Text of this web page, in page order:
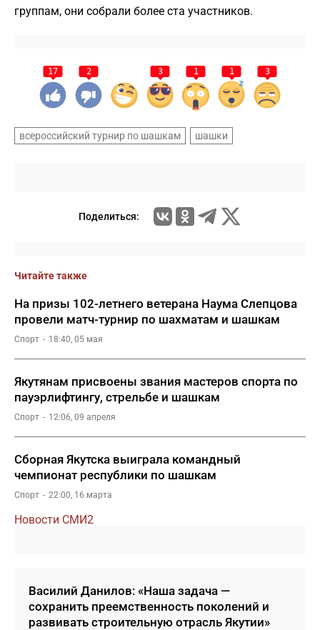
группам, они собрали более ста участников.
17 2 3 1 1 3
всероссийский турнир по шашкам шашки
Поделиться:
Читайте также
На призы 102-летнего ветерана Наума Слепцова
провели матч-турнир по шахматам и шашкам
Спорт 18:40, 05 мая
Якутянам присвоены звания мастеров спорта по
пауэрлифтингу, стрельбе и шашкам
Спорт 12:06, 09 апреля
Сборная Якутска выиграла командный
чемпионат республики по шашкам
Спорт 22:00, 16 марта
Новости СМИ2
Василий Данилов: «Наша задача —
сохранить преемственность поколений и
развивать строительную отрасль Якутии»